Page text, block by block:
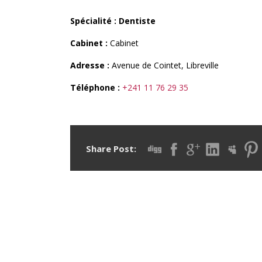
Spécialité : Dentiste
Cabinet : Cabinet
Adresse : Avenue de Cointet, Libreville
Téléphone : +241 11 76 29 35
Share Post: